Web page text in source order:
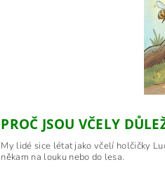
PROČ JSOU VČELY
My lidé sice létat jako včelí holčičky
někam na louku nebo do lesa.